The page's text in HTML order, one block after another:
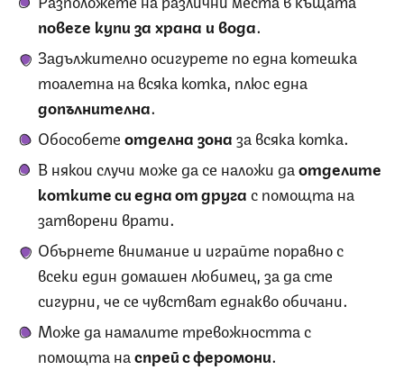
повече купи за храна и вода.
Задължително осигурете по една котешка
тоалетна на всяка котка, плюс една
допълнителна.
Обособетеотделна зоназа всяка котка.
В някои случи може да се наложи даотделите
котките си една от другас помощта на
затворени врати.
Обърнете внимание и играйте поравно с
всеки един домашен любимец, за да сте
сигурни, че се чувстват еднакво обичани.
Може да намалите тревожността с
помощта наспрей с феромони.